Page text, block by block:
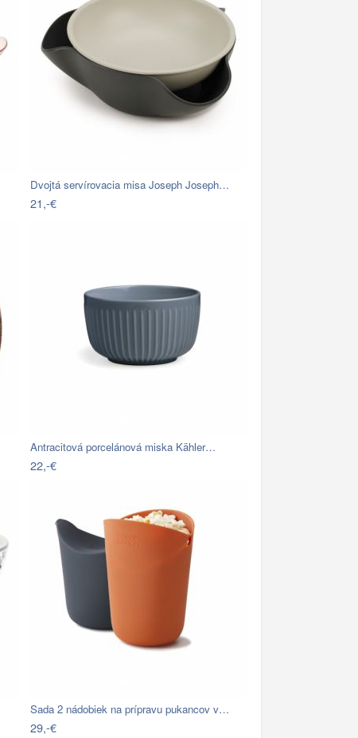
Dvojtá servírovacia misa Joseph Joseph…
21,-€
Antracitová porcelánová miska Kähler…
22,-€
Sada 2 nádobiek na prípravu pukancov v…
29,-€